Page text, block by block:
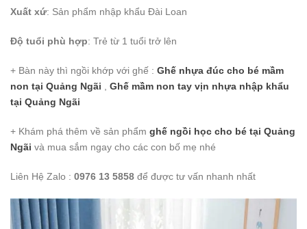
Xuất xứ: Sản phẩm nhập khẩu Đài Loan
Độ tuổi phù hợp: Trẻ từ 1 tuổi trở lên
+ Bàn này thì ngồi khớp với ghế : Ghế nhựa đúc cho bé mầm
non tại Quảng Ngãi
Ghế mầm non tay vịn nhựa nhập khẩu
tại Quảng Ngãi
+ Khám phá thêm về sản phẩm ghế ngồi học cho bé tại Quảng
Ngãi và mua sắm ngay cho các con bố mẹ nhé
Liên Hệ Zalo : 0976 13 5858 để được tư vấn nhanh nhất